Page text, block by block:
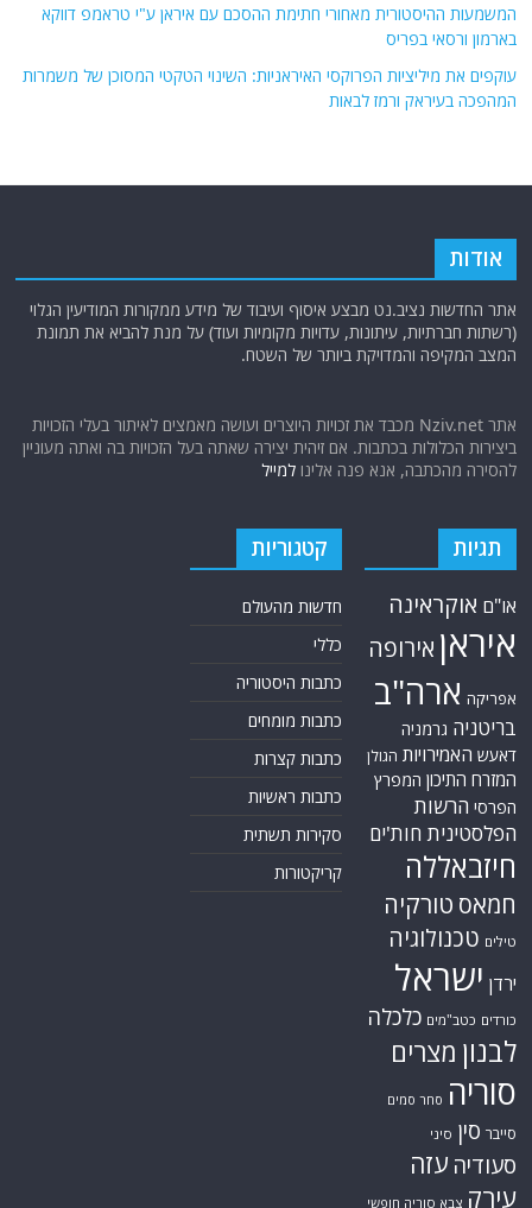
המשמעות ההיסטורית מאחורי חתימת ההסכם עם איראן ע"י טראמפ דווקא
בארמון ורסאי בפריס
עוקפים את מיליציות הפרוקסי האיראניות: השינוי הטקטי המסוכן של משמרות
המהפכה בעיראק ורמז לבאות
אודות
אתר החדשות נציב.נט מבצע איסוף ועיבוד של מידע ממקורות המודיעין הגלוי
(רשתות חברתיות, עיתונות, עדויות מקומיות ועוד) על מנת להביא את תמונת
המצב המקיפה והמדויקת ביותר של השטח.
אתר Nziv.net מכבד את זכויות היוצרים ועושה מאמצים לאיתור בעלי הזכויות
ביצירות הכלולות בכתבות. אם זיהית יצירה שאתה בעל הזכויות בה ואתה מעוניין
להסירה מהכתבה, אנא פנה אלינולמייל
תגיות
או"ם אוקראינה
איראן אירופה
אפריקה ארה"ב
בריטניה גרמניה
דאעש האמירויות הגולן
המזרח התיכון המפרץ
הפרסי הרשות
הפלסטינית חות'ים
חיזבאללה
חמאס טורקיה
טילים טכנולוגיה
ירדן ישראל
כורדים כטב"מים כלכלה
לבנון מצרים
סוריה סחר סמים
סייבר סין סיני
סעודיה עזה
עירק צבא סוריה חופשי
קטגוריות
חדשות מהעולם
כללי
כתבות היסטוריה
כתבות מומחים
כתבות קצרות
כתבות ראשיות
סקירות תשתית
קריקטורות